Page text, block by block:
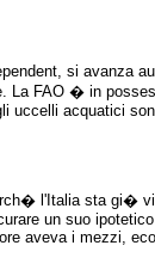
si avanza
La FAO � in
uccelli acquatici
l'Italia sta gi�
un suo
aveva i mezzi,